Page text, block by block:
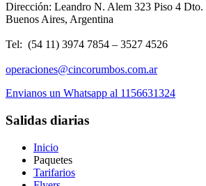
Dirección: Leandro N. Alem 323 Piso 4
Buenos Aires, Argentina
Tel: (54 11) 3974 7854 – 3527 4526
operaciones@cincorumbos.com.ar
Envianos un Whatsapp al 1156631324
Salidas diarias
Inicio
Paquetes
Tarifarios